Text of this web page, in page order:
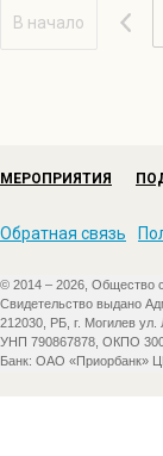
В начало
МЕРОПРИЯТИЯ
Обратная связь
© 2014 – 2026, Общество
Свидетельство выдано
212030, РБ, г. Могилев
УНП 790867878, ОКПО
Банк: ОАО «Приорбанк»